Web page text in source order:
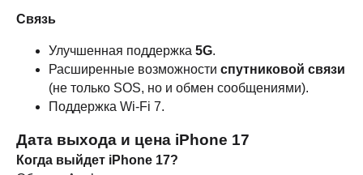
Связь
Улучшенная поддержка 5G.
Расширенные возможности спутниковой связи
(не только SOS, но и обмен сообщениями).
Поддержка Wi-Fi 7.
Дата выхода и цена iPhone 17
Когда выйдет iPhone 17?
Dyson
+ 7 (952) 718-0599
Заказать обратный звонок
ТЦ "Никольский" 1 этаж
Ежедневно с 10:00 до 21:00
Мы в соцсетях:
Способы